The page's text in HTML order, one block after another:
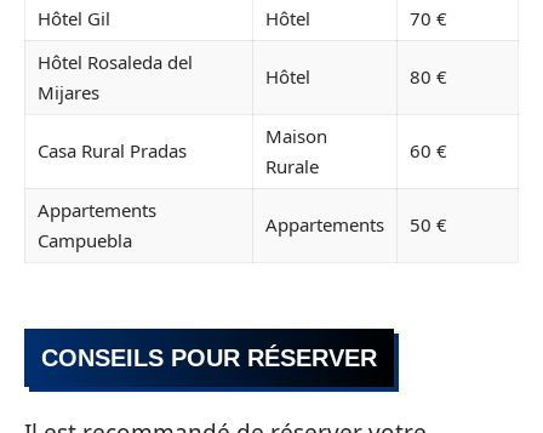
Hôtel Gil Hôtel
70 €
Hôtel Rosaleda del
Mijares
Hôtel 80 €
Casa Rural Pradas
Maison
Rurale
60 €
Appartements
Campuebla
Appartements 50 €
CONSEILS POUR RÉSERVER